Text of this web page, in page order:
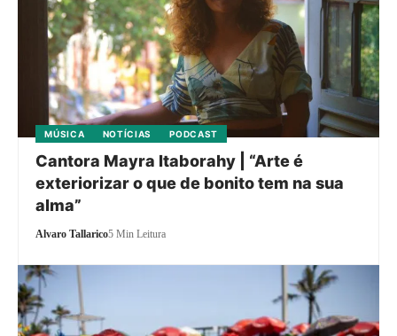
MÚSICA NOTÍCIAS PODCAST
Cantora Mayra Itaborahy | “Arte é
exteriorizar o que de bonito tem na sua
alma”
Alvaro Tallarico5 Min Leitura